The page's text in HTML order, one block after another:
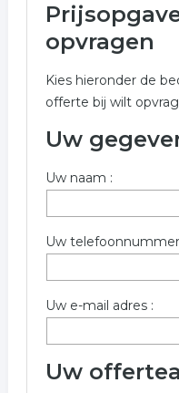
Onderstaand vindt u
gerelateerde bedrijven
voor een vrijblijvende
Wilt u informatie
Utrecht? Vul
mogelijk in. De
pedicure uit Utrecht.
Trefwoorden:
manicure
beautysalon
opvragen
Kies hieronder de
offerte bij wilt
Uw
Uw naam :
Uw
Uw e-mail adres :
Uw